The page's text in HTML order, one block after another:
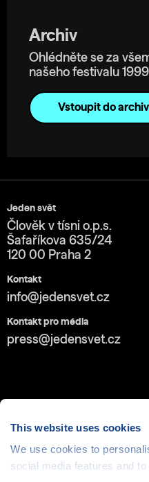
This website uses cookies
We use cookies to
social media features and
Archiv
Ohlédněte se za
našeho festivalu
Vstoupit do
Jeden svět
Člověk v tísni o.p.s.
Šafaříkova 635/24
120 00 Praha 2
Kontakt
info@jedensvet.cz
Kontakt pro média
press@jedensvet.cz
Cookies| © 1999-2026